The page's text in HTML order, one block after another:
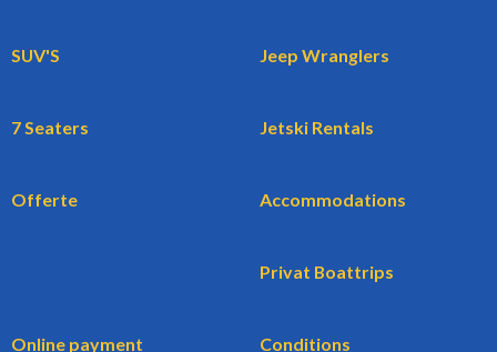
SUV'S Jeep Wranglers
7 Seaters Jetski Rentals
Offerte Accommodations
Privat Boattrips
Online payment Conditions